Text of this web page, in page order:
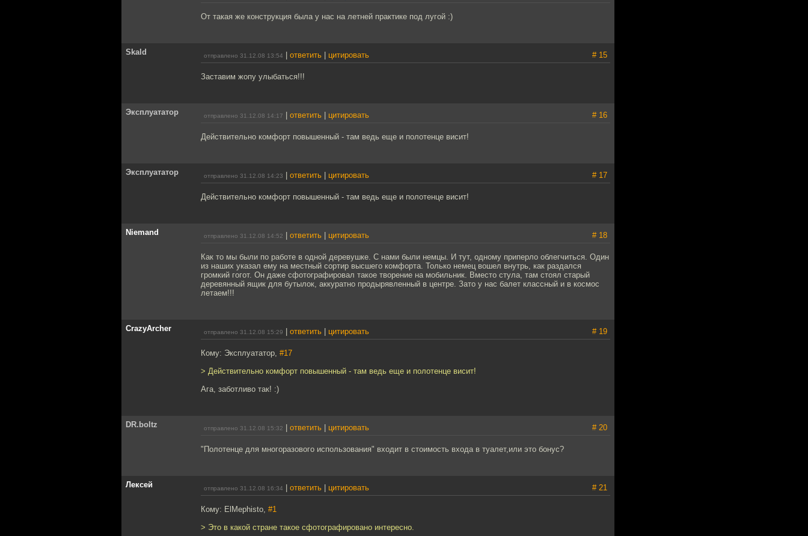
От такая же конструкция была у нас на летней практике под лугой :)
Skald отправлено 31.12.08 13:54 ответить цитировать # 15
Заставим жопу улыбаться!!!
Эксплуататор отправлено 31.12.08 14:17 ответить цитировать # 16
Действительно комфорт повышенный - там ведь еще и полотенце висит!
Эксплуататор отправлено 31.12.08 14:23 ответить цитировать # 17
Действительно комфорт повышенный - там ведь еще и полотенце висит!
Niemand отправлено 31.12.08 14:52 ответить цитировать # 18
Как то мы были по работе в одной деревушке. С нами были немцы. И тут, одному приперло облегчиться. Один
из наших указал ему на местный сортир высшего комфорта. Только немец вошел внутрь, как раздался
громкий гогот. Он даже сфотографировал такое творение на мобильник. Вместо стула, там стоял старый
деревянный ящик для бутылок, аккуратно продырявленный в центре. Зато у нас балет классный и в космос
летаем!!!
CrazyArcher отправлено 31.12.08 15:29 ответить цитировать # 19
Кому: Эксплуататор, #17
> Действительно комфорт повышенный - там ведь еще и полотенце висит!
Ага, заботливо так! :)
DR.boltz отправлено 31.12.08 15:32 ответить цитировать # 20
"Полотенце для многоразового использования" входит в стоимость входа в туалет,или это бонус?
Лексей отправлено 31.12.08 16:34 ответить цитировать # 21
Кому: ElMephisto, #1
> Это в какой стране такое сфотографировано интересно.